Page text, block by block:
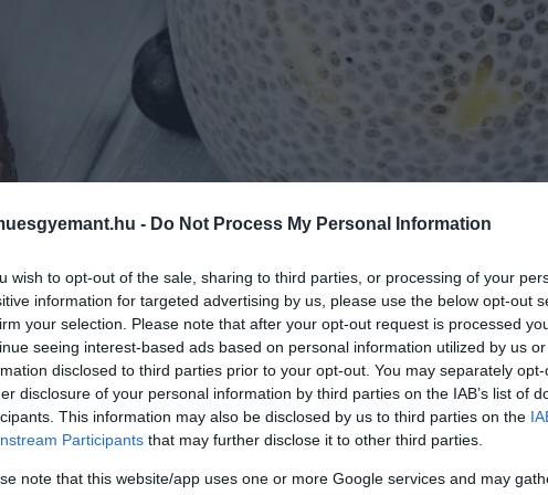
- Do Not Process My Personal Information
wish to opt-out of the sale, sharing to third parties, or processing of your
information for targeted advertising by us, please use the below opt-out
your selection. Please note that after your opt-out request is processed
seeing interest-based ads based on personal information utilized by us
disclosed to third parties prior to your opt-out. You may separately
disclosure of your personal information by third parties on the IAB’s list of
This information may also be disclosed by us to third parties on the
Participants that may further disclose it to other third parties.
note that this website/app uses one or more Google services and may
gyümölcsös chia
egészséges, tele fehérjével, rosttal és zsírokkal!
Beállíthatod oldalunkat preferált forrásként a Google